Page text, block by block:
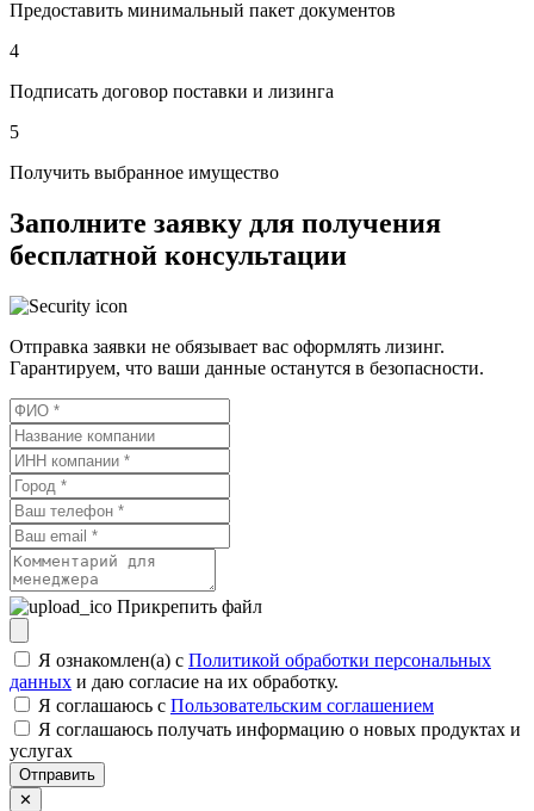
Предоставить минимальный пакет документов
4
Подписать договор поставки и лизинга
5
Получить выбранное имущество
Заполните заявку для получения
бесплатной консультации
Отправка заявки не обязывает вас оформлять лизинг.
Гарантируем, что ваши данные останутся в безопасности.
Прикрепить файл
Я ознакомлен(а) с Политикой обработки персональных
данных и даю согласие на их обработку.
Я соглашаюсь c Пользовательским соглашением
Я соглашаюсь получать информацию о новых продуктах и
услугах
Отправить
✕